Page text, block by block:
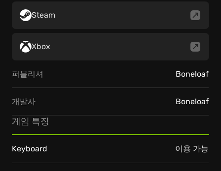
Steam
Xbox
퍼블리셔 Boneloaf
개발사 Boneloaf
게임 특징
Keyboard 이용 가능